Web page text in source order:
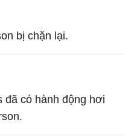
bị chặn lại.
đã có hành động hơi